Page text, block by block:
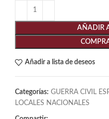
AÑADIR
Añadir a lista de deseos
Categorías: GUERRA CIVIL
LOCALES NACIONALES